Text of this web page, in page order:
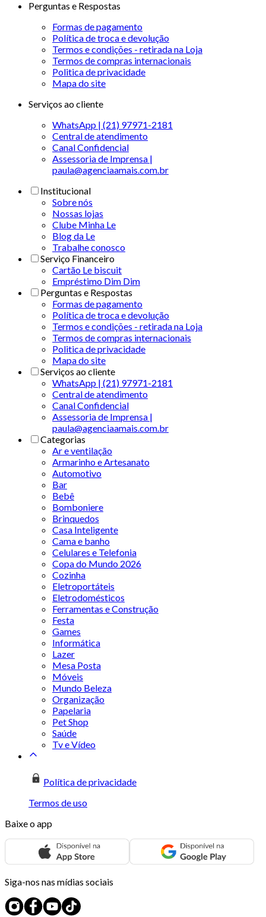
Perguntas e Respostas
Formas de pagamento
Política de troca e devolução
Termos e condições - retirada na Loja
Termos de compras internacionais
Politica de privacidade
Mapa do site
Serviços ao cliente
WhatsApp | (21) 97971-2181
Central de atendimento
Canal Confidencial
Assessoria de Imprensa |
paula@agenciaamais.com.br
Institucional
Sobre nós
Nossas lojas
Clube Minha Le
Blog da Le
Trabalhe conosco
Serviço Financeiro
Cartão Le biscuit
Empréstimo Dim Dim
Perguntas e Respostas
Formas de pagamento
Política de troca e devolução
Termos e condições - retirada na Loja
Termos de compras internacionais
Politica de privacidade
Mapa do site
Serviços ao cliente
WhatsApp | (21) 97971-2181
Central de atendimento
Canal Confidencial
Assessoria de Imprensa |
paula@agenciaamais.com.br
Categorias
Ar e ventilação
Armarinho e Artesanato
Automotivo
Bar
Bebê
Bomboniere
Brinquedos
Casa Inteligente
Cama e banho
Celulares e Telefonia
Copa do Mundo 2026
Cozinha
Eletroportáteis
Eletrodomésticos
Ferramentas e Construção
Festa
Games
Informática
Lazer
Mesa Posta
Móveis
Mundo Beleza
Organização
Papelaria
Pet Shop
Saúde
Tv e Vídeo
Política de privacidade
Termos de uso
Baixe o app
Siga-nos nas mídias sociais